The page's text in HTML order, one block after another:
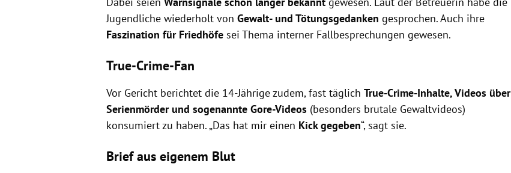
Jugendliche wiederholt von Gewalt- und Tötungsgedanken gesprochen. Auch ihre
Faszination für Friedhöfesei Thema interner Fallbesprechungen gewesen.
True-Crime-Fan
Vor Gericht berichtet die 14-Jährige zudem, fast täglich True-Crime-Inhalte, Videos über
Serienmörder und sogenannte Gore-Videos (besonders brutale Gewaltvideos)
konsumiert zu haben. „Das hat mir einen Kick gegeben“, sagt sie.
Brief aus eigenem Blut